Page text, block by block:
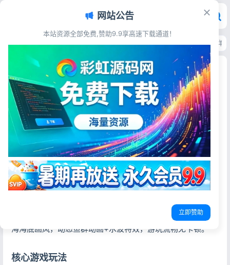
首页>源码资源>游戏娱乐>鱼类世界MatCH HTML5全屏PC页游源码 海洋
鱼类世界MatCH HTML5全屏PC页游源码 海洋三
消网页游戏完整源码
彩虹源码网
2026-06-29 8阅读
源码简介
鱼类世界MatCH是一款海洋主题三消类HTML5网页游戏源
码，纯前端开发无需数据库、无需PHP后端，专为PC端全屏
游玩打造，属于经典Match3消除玩法页游，打开浏览器即可
直接运行，可搭建游戏站点、内嵌网站、做流量变现站点、
前端学习二开素材，适配PC电脑端全屏体验，画面为精致深
海海底画风，动态鱼群动画+水波特效，游玩流畅无卡顿。
核心游戏玩法
网站公告
本站资源全部免费,赞助9.9享高速下载通道！
立即赞助